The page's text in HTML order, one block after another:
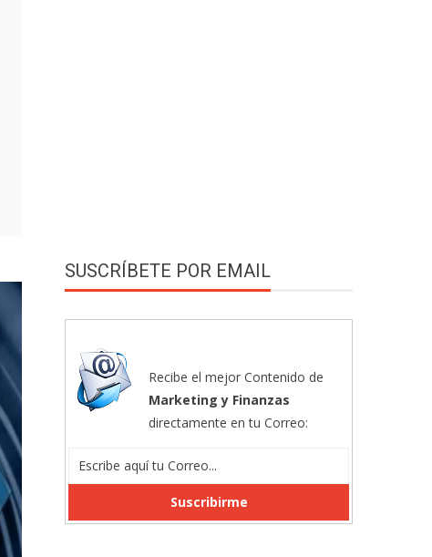
SUSCRÍBETE POR EMAIL
Recibe el mejor Contenido de
Marketing y Finanzas
directamente en tu Correo: